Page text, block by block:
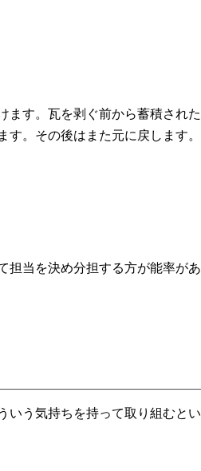
ます。瓦を剥ぐ前から蓄積された
。その後はまた元に戻します。
担当を決め分担する方が能率があ
いう気持ちを持って取り組むとい